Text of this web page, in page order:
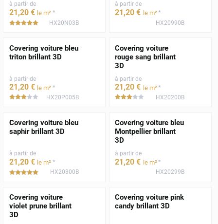
à partir de
21,20 € le m² *
*****HX20N03B
à partir de
21,20 € le m²*
HX20990B
Covering voiture bleu
triton brillant 3D
à partir de
21 ,20 € le m² *
***** HX20P005B
Covering voiture
rouge sang brillant
3D
à partir de
21 ,20 € le m²*
***** HX20200B
Covering voiture bleu
saphir brillant 3D
à partir de
21,20 € le m² *
*****HX20300B
Covering voiture bleu
Montpellier brillant
3D
à partir de
21,20 € le m²*
HX20299B
Covering voiture
violet prune brillant
3D
Covering voiture pink
candy brillant 3D